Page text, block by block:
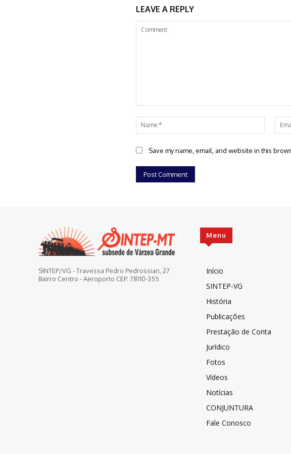
LEAVE A REPLY
Name:*
Save my name, email, and website in this
SINTEP/VG - Travessa Pedro Pedrossian, 27
Bairro Centro - Aeroporto CEP. 78110-355
Menu
Início
SINTEP-VG
História
Publicações
Prestação de Conta
Jurídico
Fotos
Vídeos
Notícias
CONJUNTURA
Fale Conosco